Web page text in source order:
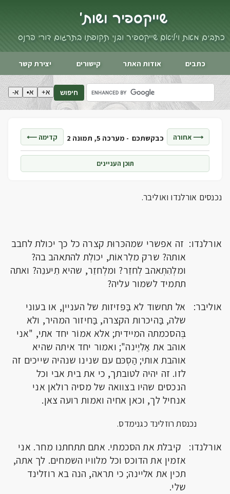
שייקספיר ושות'
כתבים מאת ויליאם שייקספיר ובני תקופתו בתרגום דורי פרנס
כתבים אודות האתר קישורים יצירת קשר
חיפוש א+ א• א-
⟶ אחורה כבקשתכם - מערכה 5, תמונה 2 קדימה ⟵
תוכן העניינים
נכנסים אורלנדו ואוליבר.
אורלנדו: זה אפשרי שמהכּרוּת קצרה כל כך יכולת לחבב
אותה? שרק מלִראוֹת, יכולְת להתאהב בה?
ומלְהִתְאהב לְחזֵר? ומלְחזֵר, שהיא תֵיענֵה? ואתה
תתמיד לשמור עליה?
אוליבר: אל תחשוד לא בַּפּזיזות של העניין, או בעוני
שלה, בַּהיכרות הקצרה, בַּחיזור המהיר, ולא
בְּהסכמתה המיידית; אלא אמוֹר יחד אתי, "אני
אוהב את אַלִיֶינה"; ואמור יחד איתה שהיא
אוהבת אותי; הַסְכּם עם שנינו שנהיה שייכים זה
לזו. זה יהיה לטובתך, כי את בית אבי וכל
הנכסים שהיו בצוואה של מסיה רולאן אני
אנחיל לך, וכאן אחיה ואמות רועה צאן.
נכנסת רוזלינד כגנימדס.
אורלנדו: קיבלת את הסכמתי. אתם תתחתנו מחר. אני
אזמין את הדוכס וכל מלוויו השמחים. לך אתה,
תכין את אליינה; כי תראה, הנה בא רוזלינד
שלי.